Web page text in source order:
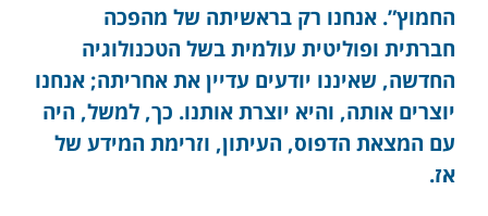
החמוץ”. אנחנו רק בראשיתה של מהפכה
חברתית ופוליטית עולמית בשל הטכנולוגיה
החדשה, שאיננו יודעים עדיין את אחריתה; אנחנו
יוצרים אותה, והיא יוצרת אותנו. כך, למשל, היה
עם המצאת הדפוס, העיתון, וזרימת המידע של
אז.